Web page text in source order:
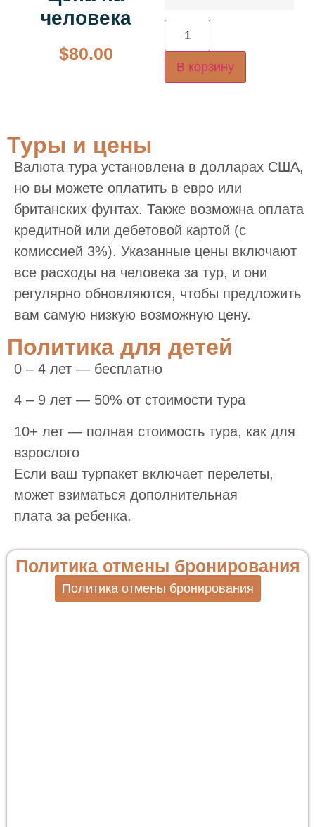
человека
$80.00
В корзину
Туры и цены
Валюта тура установлена в долларах США,
но вы можете оплатить в евро или
британских фунтах. Также возможна оплата
кредитной или дебетовой картой (с
комиссией 3%). Указанные цены включают
все расходы на человека за тур, и они
регулярно обновляются, чтобы предложить
вам самую низкую возможную цену.
Политика для детей
0 – 4 лет — бесплатно
4 – 9 лет — 50% от стоимости тура
10+ лет — полная стоимость тура, как для
взрослого
Если ваш турпакет включает перелеты,
может взиматься дополнительная
плата за ребенка.
Политика отмены бронирования
Политика отмены бронирования